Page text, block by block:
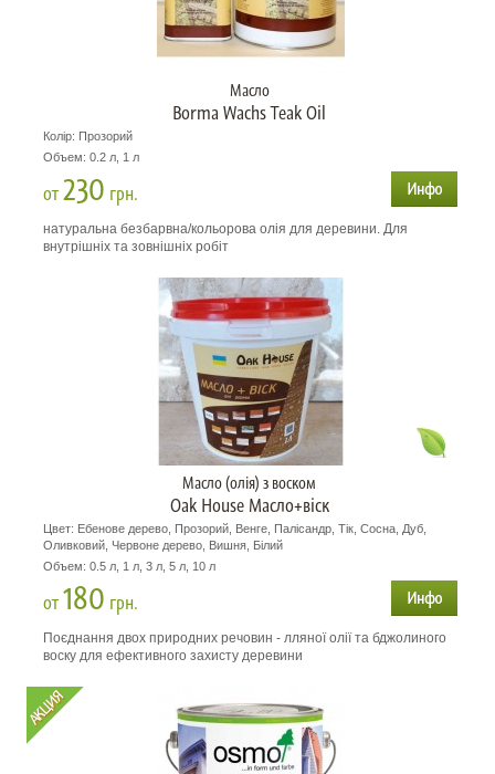
Масло
Borma Wachs Teak Oil
Колір: Прозорий
Объем: 0.2 л, 1 л
от230 грн.
натуральна безбарвна/кольорова олія для деревини. Для
внутрішніх та зовнішніх робіт
Масло (олія) з воском
Oak House Масло+віск
Цвет: Ебенове дерево, Прозорий, Венге, Палісандр, Тік, Сосна, Дуб,
Оливковий, Червоне дерево, Вишня, Білий
Объем: 0.5 л, 1 л, 3 л, 5 л, 10 л
от180 грн.
Поєднання двох природних речовин - лляної олії та бджолиного
воску для ефективного захисту деревини